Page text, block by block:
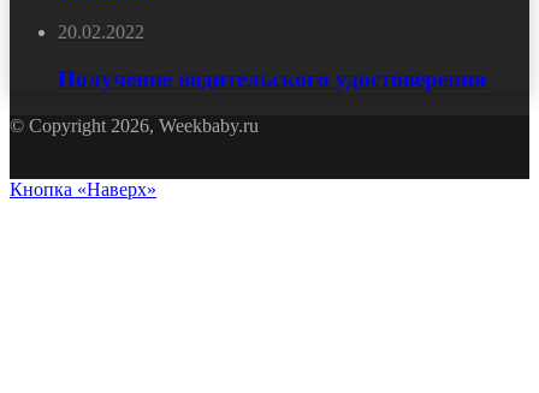
20.02.2022
Получение водительского удостоверения
© Copyright 2026, Weekbaby.ru
Кнопка «Наверх»